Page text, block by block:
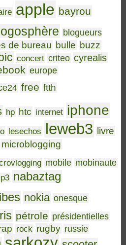
apple bayrou
blogueurs
de bureau bulle buzz
concert criteo cyrealis
europe
free ftth
hp htc internet iphone
lesechos leweb3 livre
microblogging
mobile mobinaute
nabaztag
nokia onesque
pétrole présidentielles
rock rugby russie